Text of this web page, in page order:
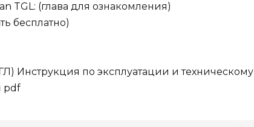
TGL: (глава для ознакомления)
бесплатно)
Инструкция по эксплуатации и техническому
pdf